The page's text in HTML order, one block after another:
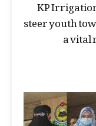
steer youth
a